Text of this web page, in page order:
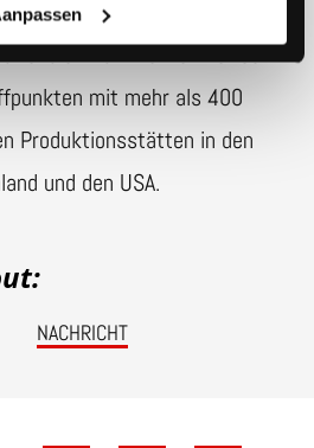
Marktteilnehmer bei
mit mehr als 400
Produktionsstätten in den
und den USA.
NACHRICHT